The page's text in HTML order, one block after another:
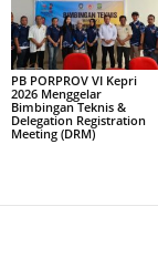
PB PORPROV VI Kepri
2026 Menggelar
Bimbingan Teknis &
Delegation Registration
Meeting (DRM)